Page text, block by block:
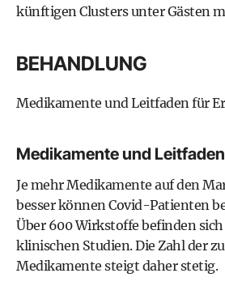
künftigen Clusters unter Gästen
BEHANDLUNG
Medikamente und Leitfaden für
Medikamente und
Je mehr Medikamente auf den
besser können Covid-Patienten
Über 600 Wirkstoffe befinden
klinischen Studien. Die Zahl der
Medikamente steigt daher stetig.